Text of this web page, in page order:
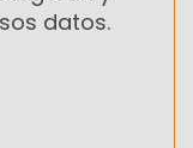
datos.